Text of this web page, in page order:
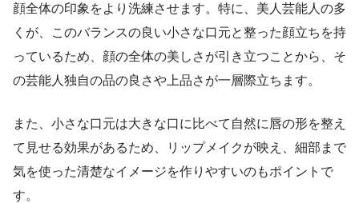
顔全体の印象をより洗練させます。特に、美人芸能人の多
くが、このバランスの良い小さな口元と整った顔立ちを持
っているため、顔の全体の美しさが引き立つことから、そ
の芸能人独自の品の良さや上品さが一層際立ちます。
また、小さな口元は大きな口に比べて自然に唇の形を整え
て見せる効果があるため、リップメイクが映え、細部まで
気を使った清楚なイメージを作りやすいのもポイントで
す。